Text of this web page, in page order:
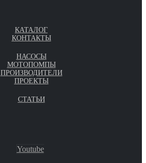
КАТАЛОГ
КОНТАКТЫ
НАСОСЫ
МОТОПОМПЫ
ПРОИЗВОДИТЕЛИ
ПРОЕКТЫ
СТАТЬИ
Youtube